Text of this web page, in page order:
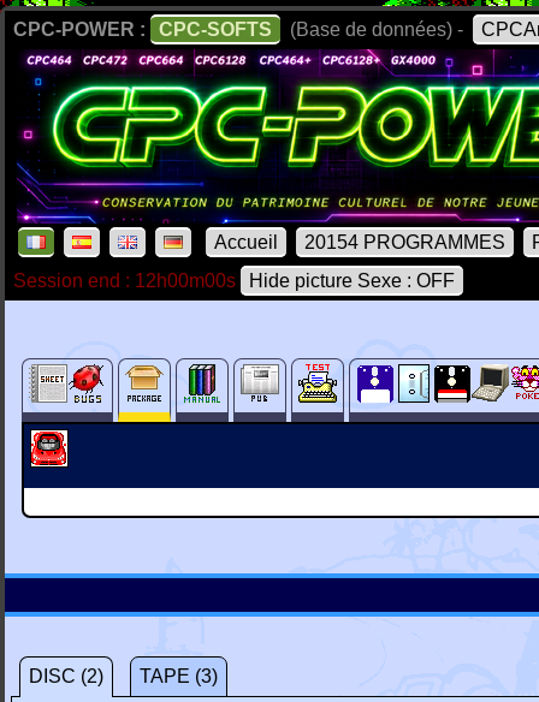
CPC-POWER : CPC-SOFTS (Base de données) -
Accueil 20154 PROGRAMMES
Session end : 12h00m00s
Hide picture Sexe : OFF
DISC (2) TAPE (3)